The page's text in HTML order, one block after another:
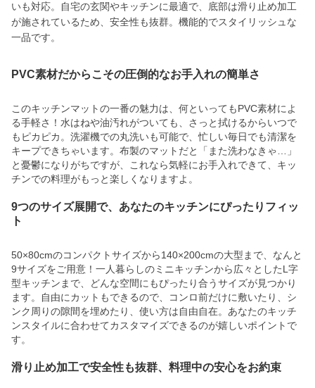
いも対応。自宅の玄関やキッチンに最適で、底部は滑り止め加工
が施されているため、安全性も抜群。機能的でスタイリッシュな
一品です。
PVC素材だからこその圧倒的なお手入れの簡単さ
このキッチンマットの一番の魅力は、何といってもPVC素材によ
る手軽さ！水はねや油汚れがついても、さっと拭けるからいつで
もピカピカ。洗濯機での丸洗いも可能で、忙しい毎日でも清潔を
キープできちゃいます。布製のマットだと「また洗わなきゃ…」
と憂鬱になりがちですが、これなら気軽にお手入れできて、キッ
チンでの料理がもっと楽しくなりますよ。
9つのサイズ展開で、あなたのキッチンにぴったりフィッ
ト
50×80cmのコンパクトサイズから140×200cmの大型まで、なんと
9サイズをご用意！一人暮らしのミニキッチンから広々としたL字
型キッチンまで、どんな空間にもぴったり合うサイズが見つかり
ます。自由にカットもできるので、コンロ前だけに敷いたり、シ
ンク周りの隙間を埋めたり、使い方は自由自在。あなたのキッチ
ンスタイルに合わせてカスタマイズできるのが嬉しいポイントで
す。
滑り止め加工で安全性も抜群、料理中の安心をお約束